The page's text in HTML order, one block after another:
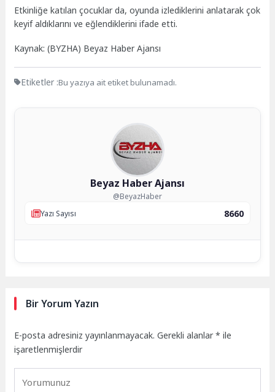
Etkinliğe katılan çocuklar da, oyunda izlediklerini anlatarak çok
keyif aldıklarını ve eğlendiklerini ifade etti.
Kaynak: (BYZHA) Beyaz Haber Ajansı
Etiketler :Bu yazıya ait etiket bulunamadı.
Beyaz Haber Ajansı
@BeyazHaber
Yazı Sayısı
8660
Bir Yorum Yazın
E-posta adresiniz yayınlanmayacak. Gerekli alanlar* ile
işaretlenmişlerdir